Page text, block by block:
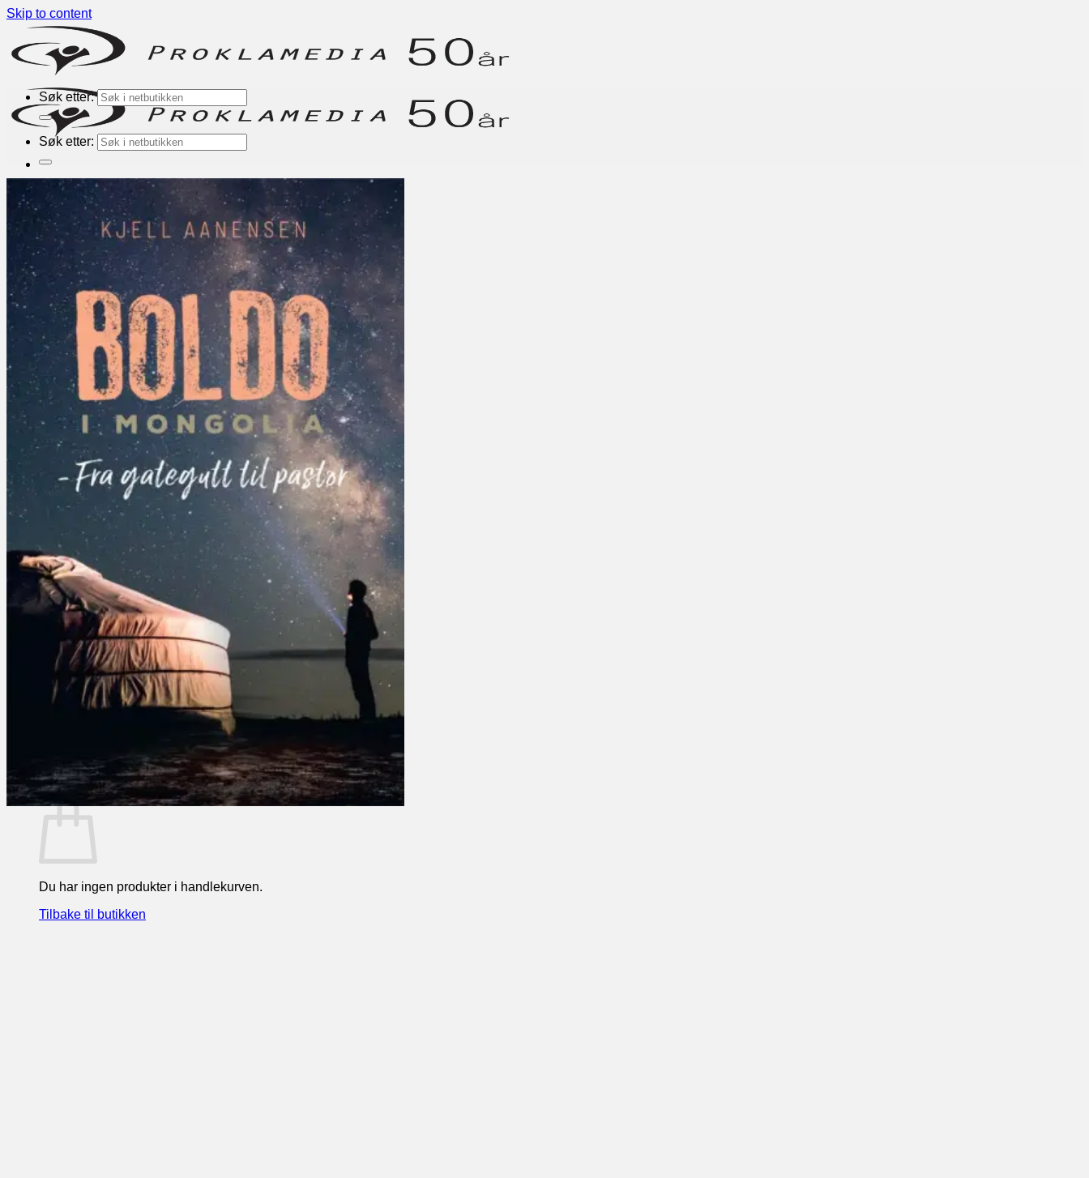
Skip to content
Nyheter
Bøker
Kategorier
Inspirasjon
Andaktsbøker
Romaner
Alphakurs
Engelske
Andre forlag
TEMA
Bønn
Evangelisering
Misjon
Familieliv
Trosforsvar
Biografier
Barn og Unge
Aktivitetsbøker for barn
Ungdom
Konfirmasjon
SOMMERSALG
Logg inn
Kasse +
Du har ingen produkter i handlekurven.
0
Handlekurv
Du har ingen produkter i handlekurven.
Tilbake til butikken
Søk etter:
Søk etter: